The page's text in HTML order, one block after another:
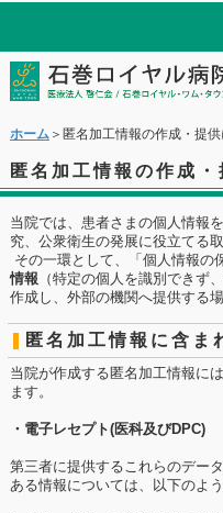
ホーム＞匿名加工情報の作成・提
匿名加工情報の作成・
当院では、患者さまの個人情報
究、公衆衛生の発展に役立てる
その一環として、「個人情報の
情報 （特定の個人を識別できず
作成し、外部の機関へ提供する
匿名加工情報に含ま
当院が作成する匿名加工情報に
ます。
・電子レセプト(医科及びDPC)
第三者に提供するこれらのデー
ある情報については、以下のよ